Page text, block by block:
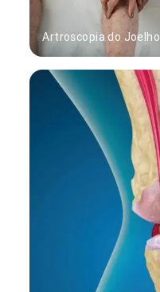
Artroscopia do Joelho